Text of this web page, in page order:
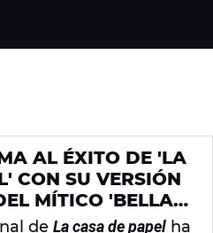
EUROPA
VIRALES
AL ÉXITO DE 'LA
CON SU VERSIÓN
MÍTICO 'BELLA
de La casa de papel ha